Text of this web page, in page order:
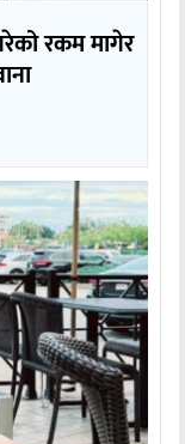
रकम मागेर